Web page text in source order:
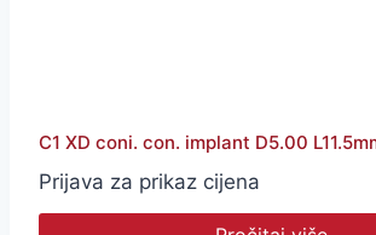
C1 XD coni. con. implant D5.00
Prijava za prikaz cijena